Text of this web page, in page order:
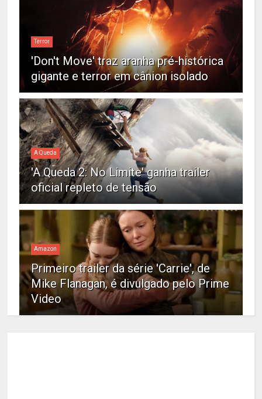
Terror
'Don't Move' traz aranha pré-histórica
gigante e terror em cânion isolado
A Queda
'A Queda 2: No Limite' ganha trailer
oficial repleto de tensão
Amazon
Primeiro trailer da série 'Carrie', de
Mike Flanagan, é divulgado pelo Prime
Video